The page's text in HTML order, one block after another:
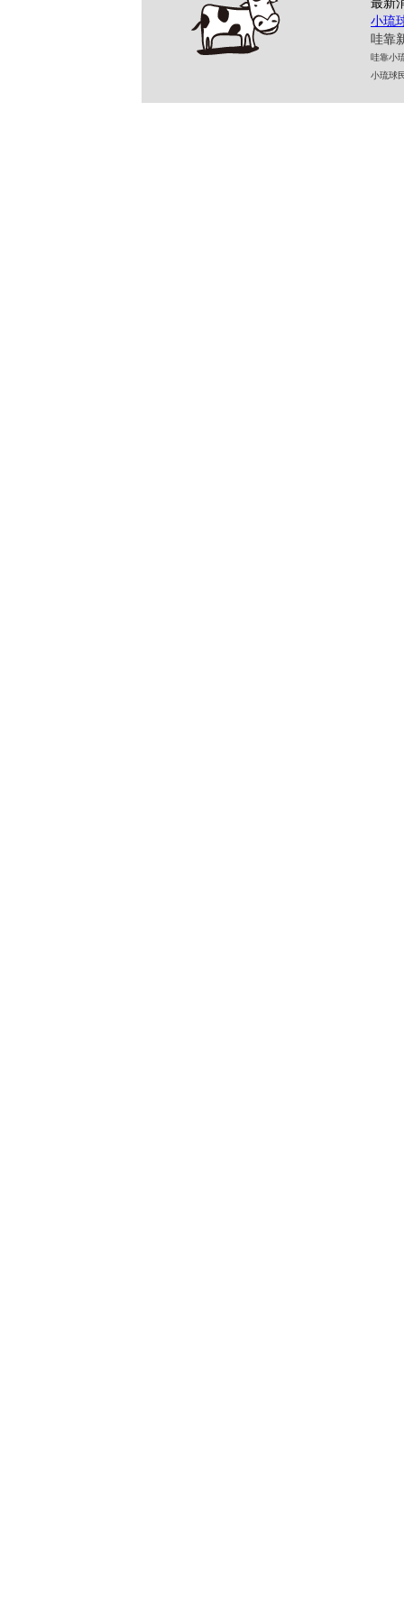
最新
小琉
哇靠
哇靠小
小琉球